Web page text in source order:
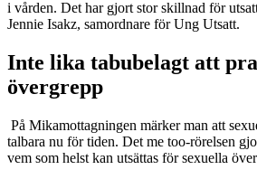
i vården. Det har gjort stor skillnad för
Jennie Isakz, samordnare för Ung Utsatt.
Inte lika tabubelagt att
övergrepp
På Mikamottagningen märker man att
talbara nu för tiden. Det me too-rörelsen
vem som helst kan utsättas för sexuella